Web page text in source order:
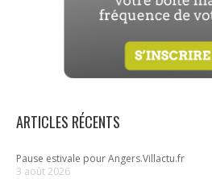
ARTICLES RÉCENTS
Pause estivale pour Angers.Villactu.fr
3 août 2026